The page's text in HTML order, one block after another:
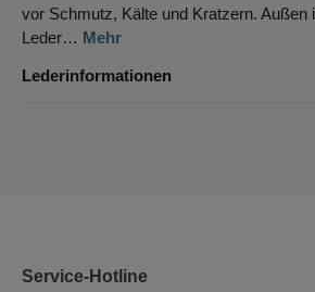
vor Schmutz, Kälte und Kratzern. Außen
Leder… Mehr
Lederinformationen
Service-Hotline